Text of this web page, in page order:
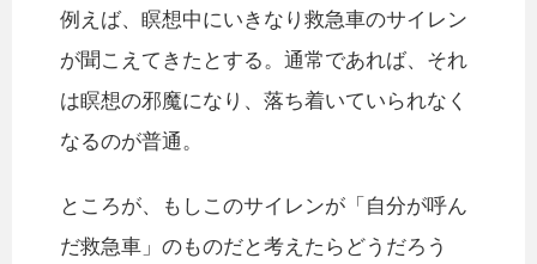
例えば、瞑想中にいきなり救急車のサイレン
が聞こえてきたとする。通常であれば、それ
は瞑想の邪魔になり、落ち着いていられなく
なるのが普通。
ところが、もしこのサイレンが「自分が呼ん
だ救急車」のものだと考えたらどうだろう